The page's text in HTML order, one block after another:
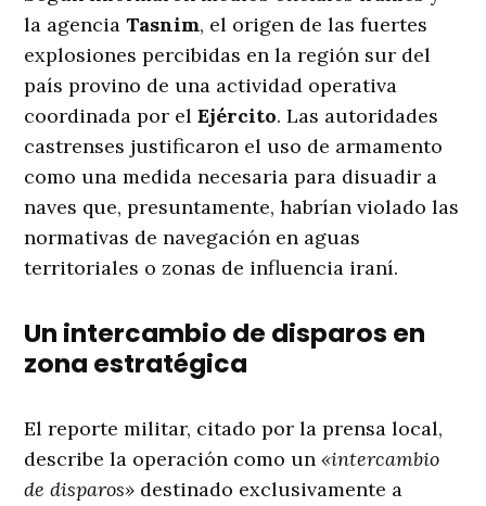
la agenciaTasnim, el origen de las fuertes
explosiones percibidas en la región sur del
país provino de una actividad operativa
coordinada por elEjército. Las autoridades
castrenses justificaron el uso de armamento
como una medida necesaria para disuadir a
naves que, presuntamente, habrían violado las
normativas de navegación en aguas
territoriales o zonas de influencia iraní.
Un intercambio de disparos en
zona estratégica
El reporte militar, citado por la prensa local,
describe la operación como un«intercambio
de disparos» destinado exclusivamente a